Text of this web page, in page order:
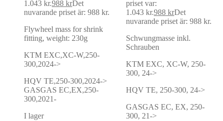
1.043 kr.988 krDet
nuvarande priset är: 988 kr.
Flywheel mass for shrink
fitting, weight: 230g
KTM EXC,XC-W,250-
300,2024->
HQV TE,250-300,2024->
GASGAS EC,EX,250-
300,2021-
I lager
priset var:
1.043 kr.988 krDet
nuvarande priset är: 988 kr.
Schwungmasse inkl.
Schrauben
KTM EXC, XC-W, 250-
300, 24->
HQV TE, 250-300, 24->
GASGAS EC, EX, 250-
300, 21->